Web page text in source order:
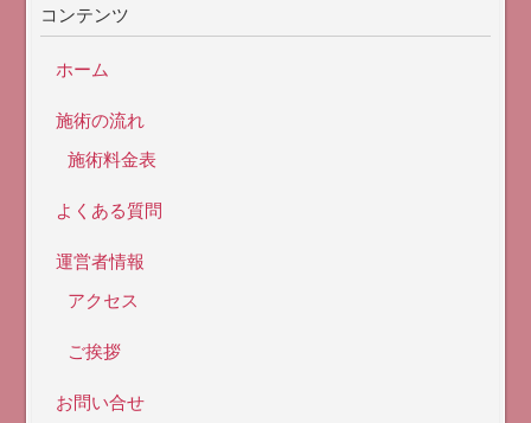
コンテンツ
ホーム
施術の流れ
施術料金表
よくある質問
運営者情報
アクセス
ご挨拶
お問い合せ